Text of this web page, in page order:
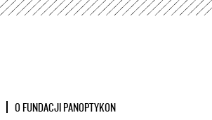
Przejdź
O FUNDACJI PANOPTYKON